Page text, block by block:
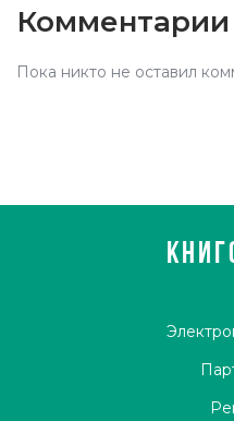
Комментарии
Пока никто не оставил